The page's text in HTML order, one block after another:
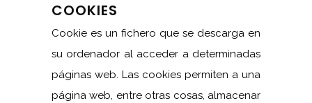
COOKIES
Cookie es un fichero que se descarga en
su ordenador al acceder a determinadas
páginas web. Las cookies permiten a una
página web, entre otras cosas, almacenar